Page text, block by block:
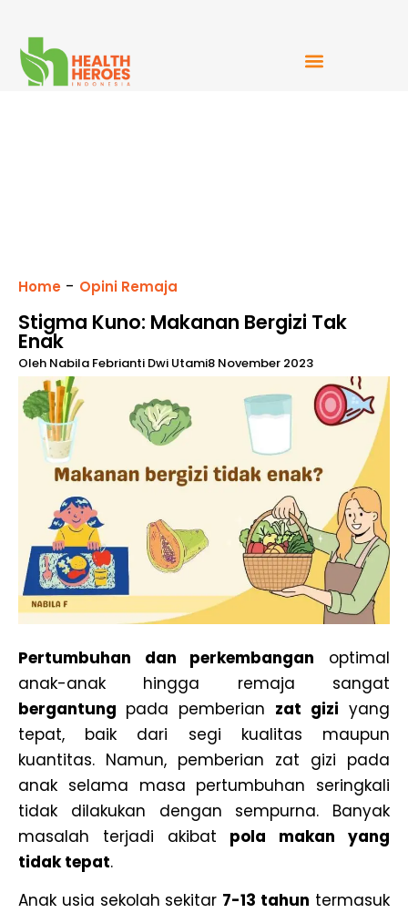
Home - Opini Remaja
Stigma Kuno: Makanan Bergizi Tak
Enak
Oleh Nabila Febrianti Dwi Utami8 November 2023
Pertumbuhan dan perkembangan optimal
anak-anak hingga remaja sangat
bergantung pada pemberian zat gizi yang
tepat, baik dari segi kualitas maupun
kuantitas. Namun, pemberian zat gizi pada
anak selama masa pertumbuhan seringkali
tidak dilakukan dengan sempurna. Banyak
masalah terjadi akibat pola makan yang
tidak tepat.
Anak usia sekolah sekitar 7-13 tahun termasuk